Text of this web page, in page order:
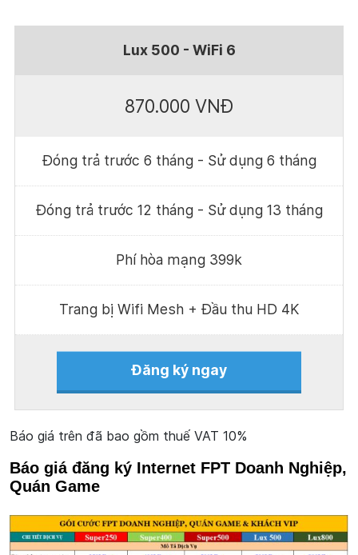
Lux 500 - WiFi 6
870.000 VNĐ
Đóng trả trước 6 tháng - Sử dụng 6 tháng
Đóng trả trước 12 tháng - Sử dụng 13 tháng
Phí hòa mạng 399k
Trang bị Wifi Mesh + Đầu thu HD 4K
Đăng ký ngay
Báo giá trên đã bao gồm thuế VAT 10%
Báo giá đăng ký Internet FPT Doanh Nghiệp,
Quán Game